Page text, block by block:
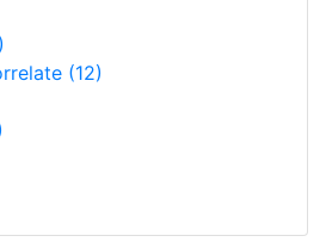
(12)